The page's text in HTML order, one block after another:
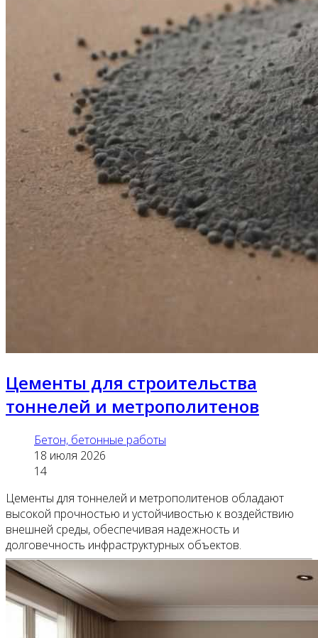
Цементы для строительства
тоннелей и метрополитенов
Бетон, бетонные работы
18 июля 2026
14
Цементы для тоннелей и метрополитенов обладают
высокой прочностью и устойчивостью к воздействию
внешней среды, обеспечивая надежность и
долговечность инфраструктурных объектов.